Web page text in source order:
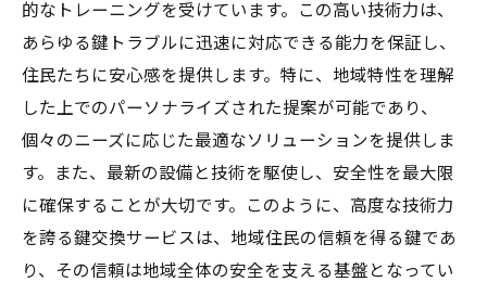
的なトレーニングを受けています。この高い技術力は、
あらゆる鍵トラブルに迅速に対応できる能力を保証し、
住民たちに安心感を提供します。特に、地域特性を理解
した上でのパーソナライズされた提案が可能であり、
個々のニーズに応じた最適なソリューションを提供しま
す。また、最新の設備と技術を駆使し、安全性を最大限
に確保することが大切です。このように、高度な技術力
を誇る鍵交換サービスは、地域住民の信頼を得る鍵であ
り、その信頼は地域全体の安全を支える基盤となってい